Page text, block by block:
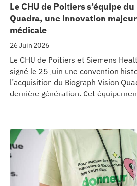
Le CHU de Poitiers s’équipe
Quadra, une innovation
médicale
26 Juin 2026
Le CHU de Poitiers et Siemens
signé le 25 juin une convention
l’acquisition du Biograph Vision
dernière génération. Cet
l’excellence clinique et scientifique
Ce projet représente un
d’euros pour l’acquisition et
l’équipement au cœur même du
cancérologie.